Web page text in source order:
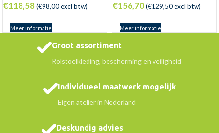
€118,58(€98,00excl btw)
Meer informatie
€156,70(€129,50excl btw)
Meer informatie
Groot assortiment
Rolstoelkleding, bescherming en veiligheid
Individueel maatwerk mogelijk
Eigen atelier in Nederland
Deskundig advies